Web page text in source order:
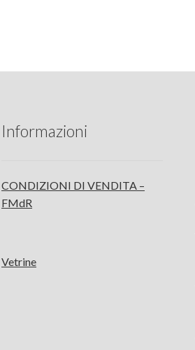
Informazioni
CONDIZIONI DI VENDITA –
FMdR
Vetrine